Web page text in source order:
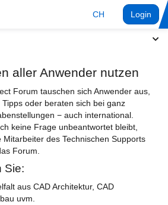
CH Login
aller Anwender nutzen
Forum tauschen sich Anwender aus,
oder beraten sich bei ganz
− auch international.
keine Frage unbeantwortet bleibt,
Mitarbeiter des Technischen Supports
Forum.
Sie:
aus CAD Architektur, CAD
uvm.